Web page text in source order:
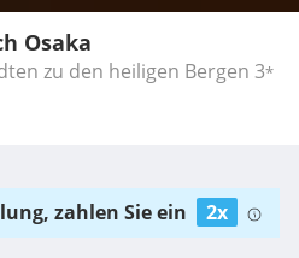
Osaka
zu den heiligen Bergen 3*
zahlen Sie ein 2x